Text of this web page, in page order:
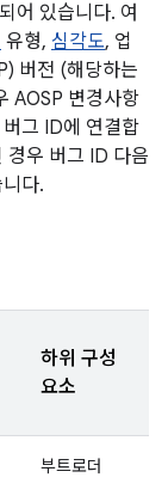
어 있습니다. 여
유형, 심각도, 업
버전 (해당하는
AOSP 변경사항
그 ID에 연결합
경우 버그 ID 다음
다.
하위 구성
요소
부트로더